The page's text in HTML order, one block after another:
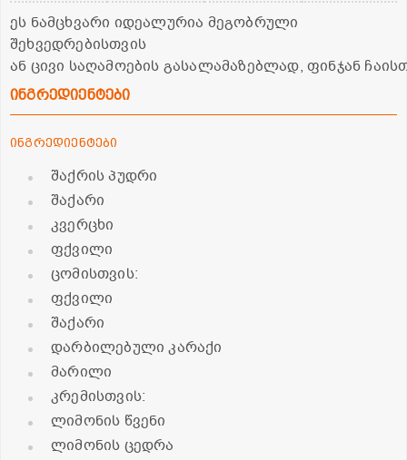
ეს ნამცხვარი იდეალურია მეგობრული
შეხვედრებისთვის
ან ცივი საღამოების გასალამაზებლად, ფინჯან
ინგრედიენტები
ინგრედიენტები
შაქრის პუდრი
შაქარი
კვერცხი
ფქვილი
ცომისთვის:
ფქვილი
შაქარი
დარბილებული კარაქი
მარილი
კრემისთვის:
ლიმონის წვენი
ლიმონის ცედრა